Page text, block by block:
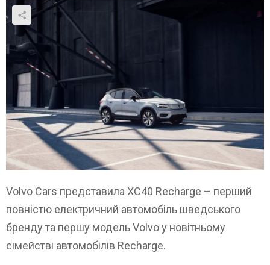
Volvo Cars представила XC40 Recharge – перший
повністю електричний автомобіль шведського
бренду та першу модель Volvo у новітньому
сімействі автомобілів Recharge.